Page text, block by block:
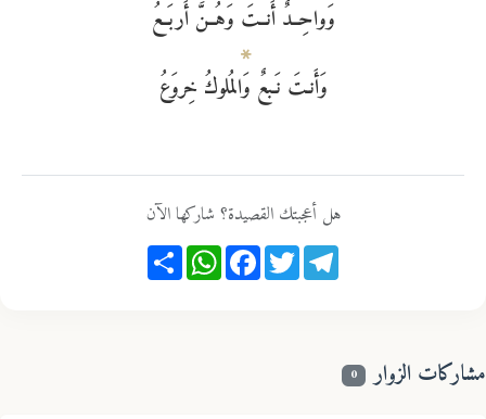
وَواحِــدٌ أَنــتَ وَهُــنَّ أَربَــعُ
وَأَنـتَ نَـبعٌ وَالمُلوكُ خِروَعُ
هل أعجبتك القصيدة؟ شاركها الآن
Share
WhatsAppFacebookTwitterTelegram
الزوار 0